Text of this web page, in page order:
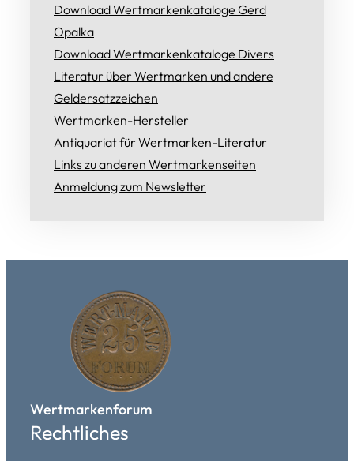
Download Wertmarkenkataloge Gerd
Opalka
Download Wertmarkenkataloge Divers
Literatur über Wertmarken und andere
Geldersatzzeichen
Wertmarken-Hersteller
Antiquariat für Wertmarken-Literatur
Links zu anderen Wertmarkenseiten
Anmeldung zum Newsletter
Wertmarkenforum
Rechtliches